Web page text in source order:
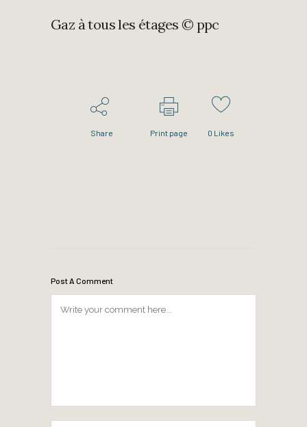
Gaz à tous les étages © ppc
Share Print page 0 Likes
Post A Comment